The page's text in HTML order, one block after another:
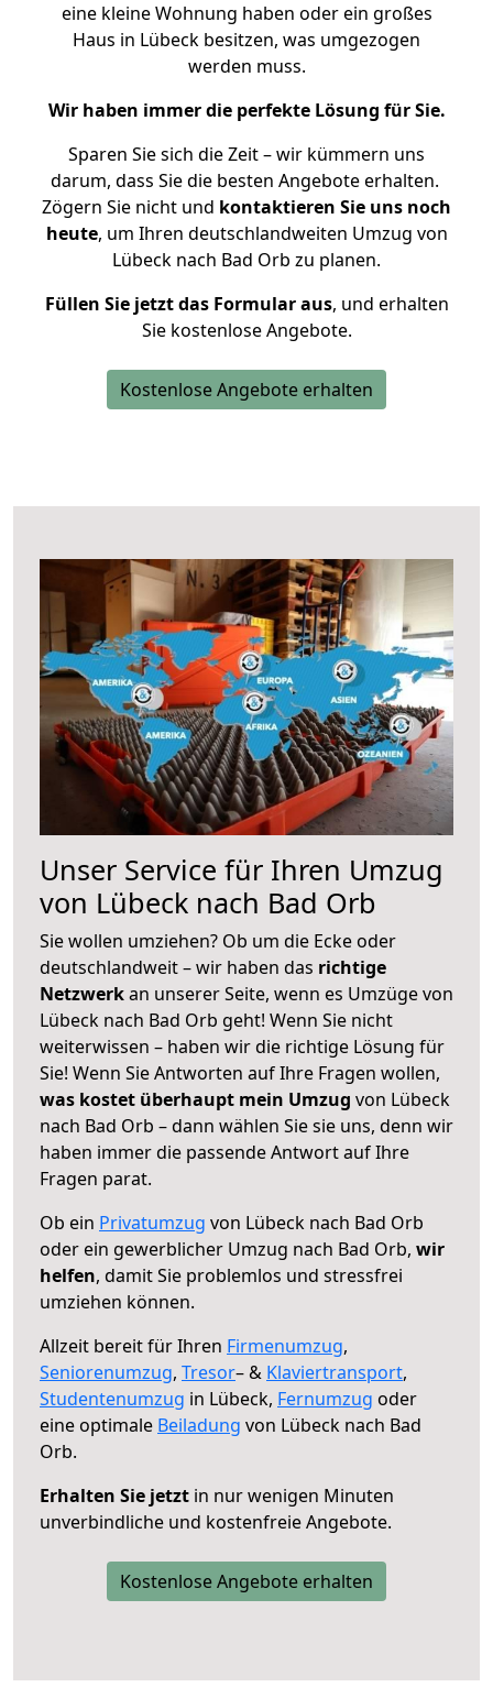
eine kleine Wohnung haben oder ein großes
Haus in Lübeck besitzen, was umgezogen
werden muss.
Wir haben immer die perfekte Lösung für Sie.
Sparen Sie sich die Zeit – wir kümmern uns
darum, dass Sie die besten Angebote erhalten.
Zögern Sie nicht und kontaktieren Sie uns noch
heute, um Ihren deutschlandweiten Umzug von
Lübeck nach Bad Orb zu planen.
Füllen Sie jetzt das Formular aus, und erhalten
Sie kostenlose Angebote.
Kostenlose Angebote erhalten
Unser Service für Ihren Umzug
von Lübeck nach Bad Orb
Sie wollen umziehen? Ob um die Ecke oder
deutschlandweit – wir haben das richtige
Netzwerkan unserer Seite, wenn es Umzüge von
Lübeck nach Bad Orb geht! Wenn Sie nicht
weiterwissen – haben wir die richtige Lösung für
Sie! Wenn Sie Antworten auf Ihre Fragen wollen,
was kostet überhaupt mein Umzug von Lübeck
nach Bad Orb – dann wählen Sie sie uns, denn wir
haben immer die passende Antwort auf Ihre
Fragen parat.
Ob ein Privatumzug von Lübeck nach Bad Orb
oder ein gewerblicher Umzug nach Bad Orb, wir
helfen, damit Sie problemlos und stressfrei
umziehen können.
Allzeit bereit für Ihren Firmenumzug,
Seniorenumzug, Tresor– & Klaviertransport,
Studentenumzug in Lübeck, Fernumzug oder
eine optimale Beiladung von Lübeck nach Bad
Orb.
Erhalten Sie jetzt in nur wenigen Minuten
unverbindliche und kostenfreie Angebote.
Kostenlose Angebote erhalten